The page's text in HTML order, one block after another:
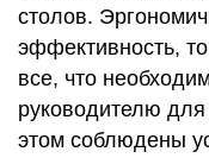
столов.
эффективность,
все, что
руководителю
этом соблюдены